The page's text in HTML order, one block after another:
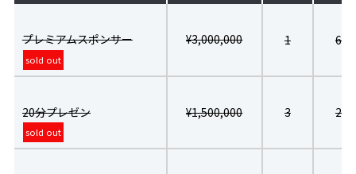
プレミアムスポンサー
sold out
¥3,000,000 1 6
20分プレゼン
sold out
¥1,500,000 3 2